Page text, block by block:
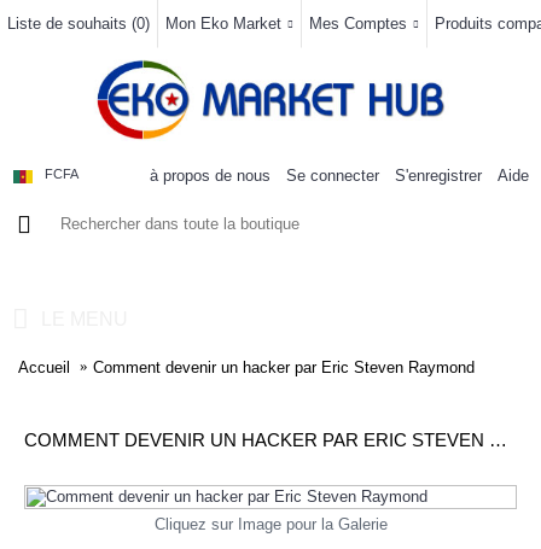
Liste de souhaits (0) Mon Eko Market Mes Comptes Produits
FCFA à propos de nous Se connecter S'enregistrer Aide
Accueil Comment devenir un hacker par Eric Steven Raymond
COMMENT DEVENIR UN HACKER PAR ERIC STEVEN RAYMOND
Cliquez sur Image pour la Galerie